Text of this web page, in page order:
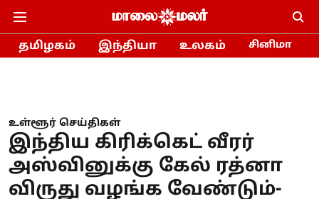
தமிழகம் இந்தியா உலகம் சினிமா
உள்ளூர் செய்திகள்
இந்திய கிரிக்கெட் வீரர்
அஸ்வினுக்கு கேல் ரத்னா
விருது வழங்க வேண்டும்-